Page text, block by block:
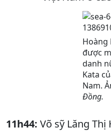
Hoàng
được
danh
Kata
Nam.
Đồng.
11h44: Võ sỹ Lăng